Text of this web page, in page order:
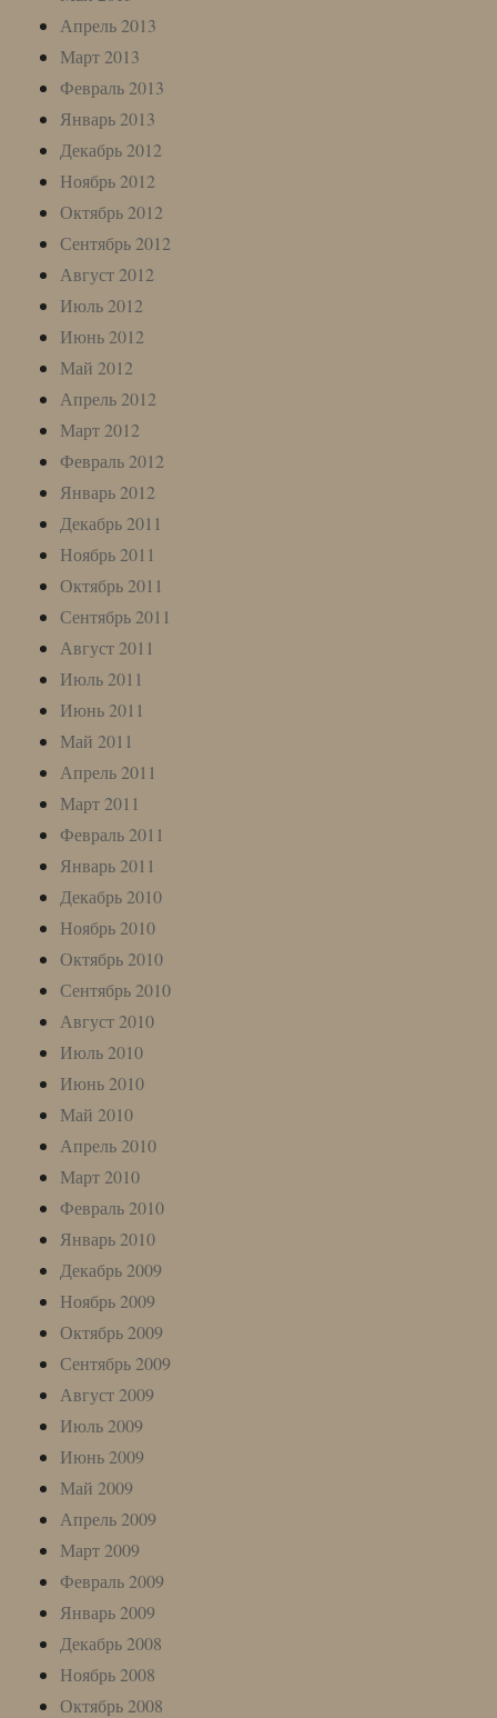
Апрель 2013
Март 2013
Февраль 2013
Январь 2013
Декабрь 2012
Ноябрь 2012
Октябрь 2012
Сентябрь 2012
Август 2012
Июль 2012
Июнь 2012
Май 2012
Апрель 2012
Март 2012
Февраль 2012
Январь 2012
Декабрь 2011
Ноябрь 2011
Октябрь 2011
Сентябрь 2011
Август 2011
Июль 2011
Июнь 2011
Май 2011
Апрель 2011
Март 2011
Февраль 2011
Январь 2011
Декабрь 2010
Ноябрь 2010
Октябрь 2010
Сентябрь 2010
Август 2010
Июль 2010
Июнь 2010
Май 2010
Апрель 2010
Март 2010
Февраль 2010
Январь 2010
Декабрь 2009
Ноябрь 2009
Октябрь 2009
Сентябрь 2009
Август 2009
Июль 2009
Июнь 2009
Май 2009
Апрель 2009
Март 2009
Февраль 2009
Январь 2009
Декабрь 2008
Ноябрь 2008
Октябрь 2008